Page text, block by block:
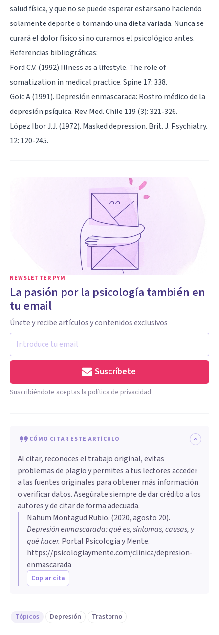
salud física, y que no se puede esperar estar sano haciendo
solamente deporte o tomando una dieta variada. Nunca se
curará el dolor físico si no curamos el psicológico antes.
Referencias bibliográficas:
Ford C.V. (1992) Illness as a lifestyle. The role of
somatization in medical practice. Spine 17: 338.
Goic A (1991). Depresión enmascarada: Rostro médico de la
depresión psíquica. Rev. Med. Chile 119 (3): 321-326.
López Ibor J.J. (1972). Masked depression. Brit. J. Psychiatry.
12: 120-245.
NEWSLETTER PYM
La pasión por la psicología también en
tu email
Únete y recibe artículos y contenidos exclusivos
Suscríbete
Suscribiéndote aceptas la política de privacidad
CÓMO CITAR ESTE ARTÍCULO
Al citar, reconoces el trabajo original, evitas
problemas de plagio y permites a tus lectores acceder
a las fuentes originales para obtener más información
o verificar datos. Asegúrate siempre de dar crédito a los
autores y de citar de forma adecuada.
Nahum Montagud Rubio. (2020, agosto 20).
Depresión enmascarada: qué es, síntomas, causas, y
qué hacer. Portal Psicología y Mente.
https://psicologiaymente.com/clinica/depresion-
enmascarada
Copiar cita
Tópicos Depresión Trastorno